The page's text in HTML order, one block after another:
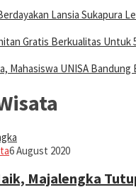
Lansia Sukapura
Gratis Berkualitas Untuk
Mahasiswa UNISA
Jabar
6 August 2020
Majalengka